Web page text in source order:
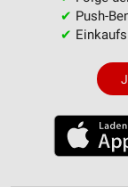
✔ Push-
✔